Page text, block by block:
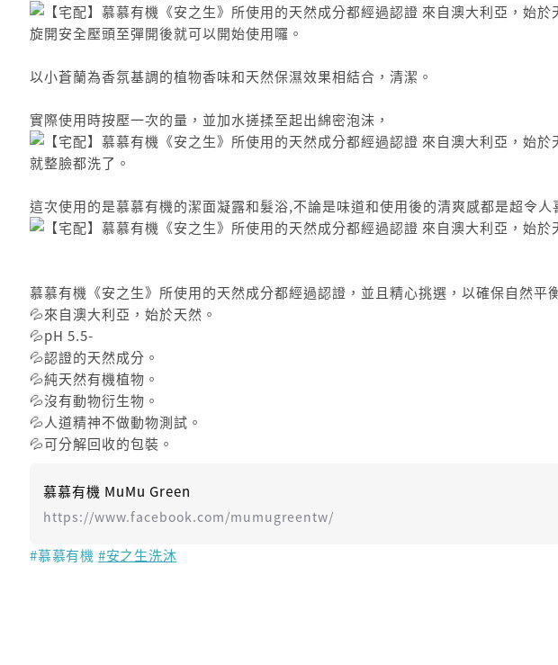
旋開安全壓頭至彈開後就可以開始使用囉。
以小蒼蘭為香氛基調的植物香味和天然保濕效果相結合，清潔。
實際使用時按壓一次的量，並加水搓揉至起出綿密泡沫，
就整臉都洗了。
這次使用的是慕慕有機的潔面凝露和髮浴,不論是味道和使用後的清爽感都是超令人
慕慕有機《安之生》所使用的天然成分都經過認證，並且精心挑選，以確保自然平
💦來自澳大利亞，始於天然。
💦pH 5.5-
💦認證的天然成分。
💦純天然有機植物。
💦沒有動物衍生物。
💦人道精神不做動物測試。
💦可分解回收的包裝。
慕慕有機 MuMu Green
https://www.facebook.com/mumugreentw/
#慕慕有機 #安之生洗沐